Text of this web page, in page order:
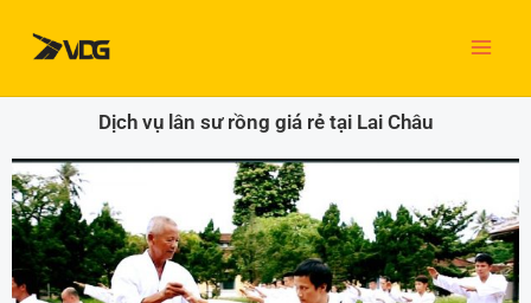
dung
Dịch vụ lân sư rồng giá rẻ tại Lai Châu